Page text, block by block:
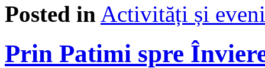
Posted in Activități și
Prin Patimi spre